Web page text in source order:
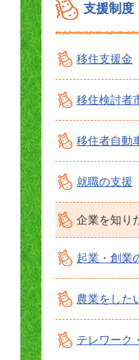
支援制度
移住支援金
移住検討者
移住者自動
就職の支援
企業を知り
起業・創業
農業をした
テレワーク